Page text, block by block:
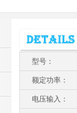
型号：
额定功率：
电压输入：